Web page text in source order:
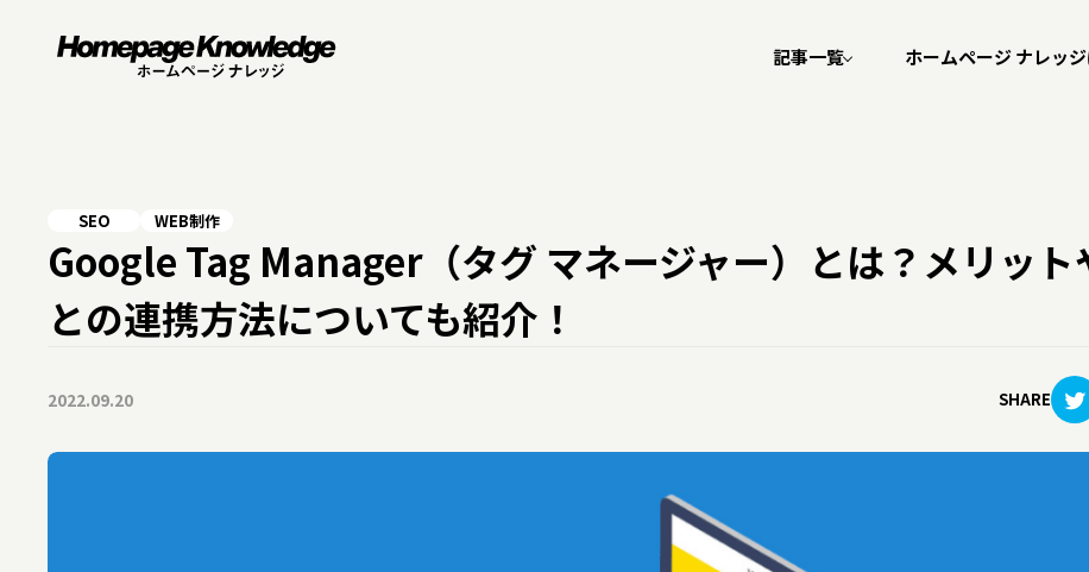
記事一覧
カテゴリ一覧 WEBブランディング コーポレートサイト 採用サイト マーケティング
プログラミング IT業界転職
ホームページ ナレッ
検索ワード
SEO WEB制作
Google Tag Manager（タグ マネージャー）とは？メリット
との連携方法についても紹介！
2022.09.20 SHARE